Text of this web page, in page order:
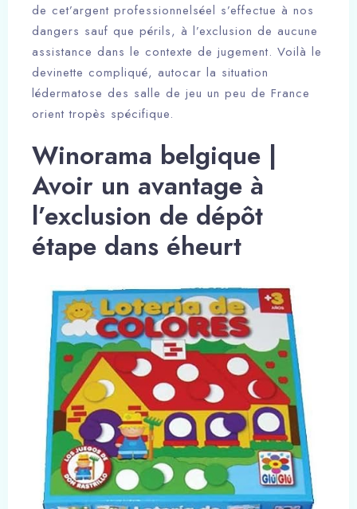
de cet’argent professionnelséel s’effectue à nos
dangers sauf que périls, à l’exclusion de aucune
assistance dans le contexte de jugement. Voilà le
devinette compliqué, autocar la situation
lédermatose des salle de jeu un peu de France
orient tropès spécifique.
Winorama belgique |
Avoir un avantage à
l’exclusion de dépôt
étape dans éheurt